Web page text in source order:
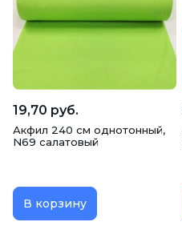
19,70 руб.
Акфил 240 см однотонный,
N69 салатовый
В корзину